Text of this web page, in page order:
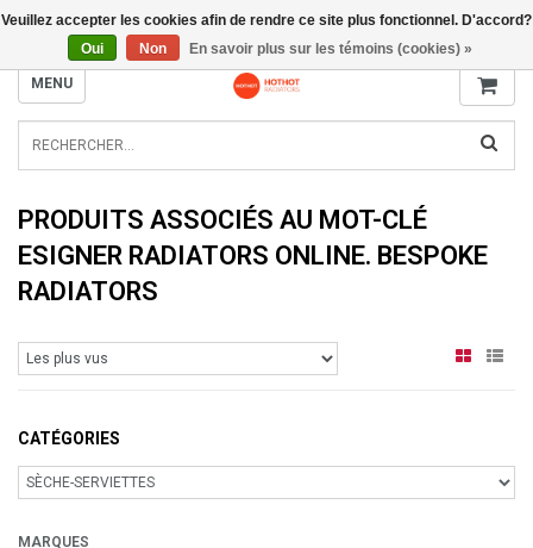
INFO@RADIATORS.SHOP
MENU
PRODUITS ASSOCIÉS AU MOT-CLÉ
ESIGNER RADIATORS ONLINE. BESPOKE
RADIATORS
CATÉGORIES
MARQUES
Veuillez accepter les cookies afin de rendre ce site plus fonctionnel. D'accord?
Oui
Non En savoir plus sur les témoins (cookies) »